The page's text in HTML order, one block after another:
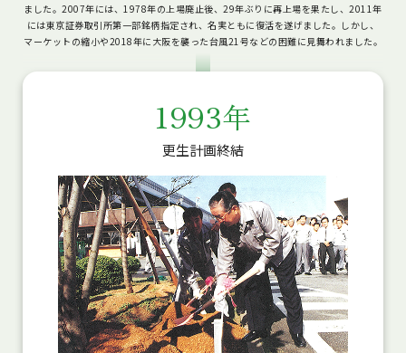
ました。2007年には、1978年の上場廃止後、29年ぶりに再上場を果たし、2011年
には東京証券取引所第一部銘柄指定され、名実ともに復活を遂げました。しかし、
マーケットの縮小や2018年に大阪を襲った台風21号などの困難に見舞われました。
1993年
更生計画終結